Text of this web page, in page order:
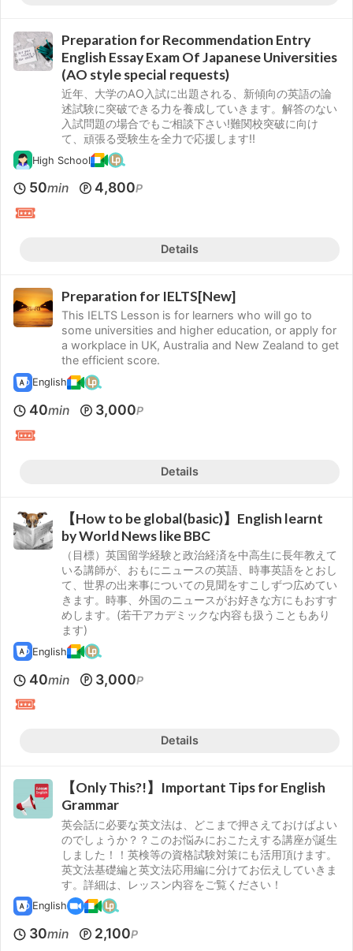
Preparation for Recommendation Entry
English Essay Exam Of Japanese Universities
(AO style special requests)
近年、大学のAO入試に出題される、新傾向の英語の論
述試験に突破できる力を養成していきます。解答のない
入試問題の場合でもご相談下さい!難関校突破に向け
て、頑張る受験生を全力で応援します!!
High School
50min 4,800P
Details
Preparation for IELTS[New]
This IELTS Lesson is for learners who will go to
some universities and higher education, or apply for
a workplace in UK, Australia and New Zealand to get
the efficient score.
English
40min 3,000P
Details
【How to be global(basic)】English learnt
by World News like BBC
（目標）英国留学経験と政治経済を中高生に長年教えて
いる講師が、おもにニュースの英語、時事英語をとおし
て、世界の出来事についての見聞をすこしずつ広めてい
きます。時事、外国のニュースがお好きな方にもおすす
めします。(若干アカデミックな内容も扱うこともあり
ます)
English
40min 3,000P
Details
【Only This?!】Important Tips for English
Grammar
英会話に必要な英文法は、どこまで押さえておけばよい
のでしょうか？？このお悩みにおこたえする講座が誕生
しました！！英検等の資格試験対策にも活用頂けます。
英文法基礎編と英文法応用編に分けてお伝えしていきま
す。詳細は、レッスン内容をご覧ください！
English
30min 2,100P